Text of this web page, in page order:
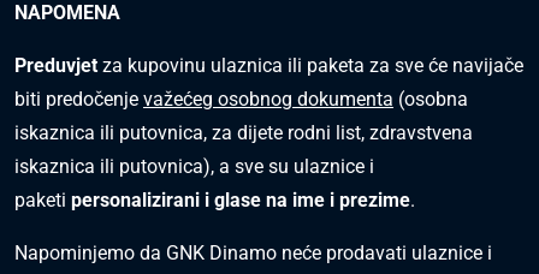
NAPOMENA
Preduvjet za kupovinu ulaznica ili paketa za sve će navijače
biti predočenje važećeg osobnog dokumenta (osobna
iskaznica ili putovnica, za dijete rodni list, zdravstvena
iskaznica ili putovnica), a sve su ulaznice i
paketi personalizirani i glase na ime i prezime.
Napominjemo da GNK Dinamo neće prodavati ulaznice i